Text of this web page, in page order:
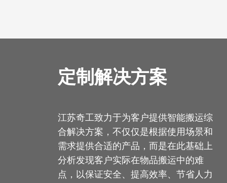
定制解决方案
江苏奇工致力于为客户提供智能搬运综
合解决方案，不仅仅是根据使用场景和
需求提供合适的产品，而是在此基础上
分析发现客户实际在物品搬运中的难
点，以保证安全、提高效率、节省人力